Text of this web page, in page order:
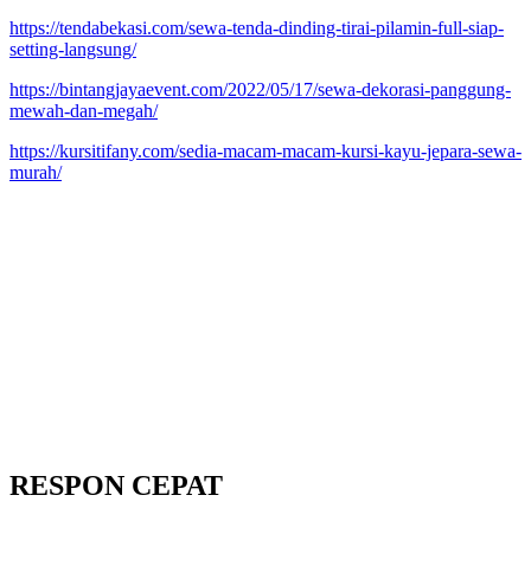
https://tendabekasi.com/sewa-tenda-dinding-tirai-pilamin-full-siap-
setting-langsung/
https://bintangjayaevent.com/2022/05/17/sewa-dekorasi-panggung-
mewah-dan-megah/
https://kursitifany.com/sedia-macam-macam-kursi-kayu-jepara-sewa-
murah/
RESPON CEPAT